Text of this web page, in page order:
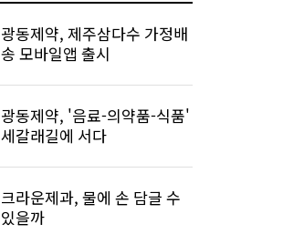
광동제약, 제주삼다수 가정배
송 모바일앱 출시
광동제약, '음료-의약품-식품'
세갈래길에 서다
크라운제과, 물에 손 담글 수
있을까